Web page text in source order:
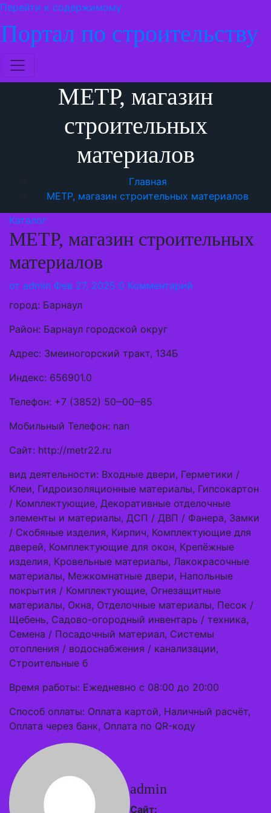
Перейти к содержимому
Портал по строительству
МЕТР, магазин
строительных
материалов
Главная
МЕТР, магазин строительных материалов
Каталог
МЕТР, магазин строительных
материалов
от admin Фев 27, 2025 0 Комментарий
город: Барнаул
Район: Барнаул городской округ
Адрес: Змеиногорский тракт, 134Б
Индекс: 656901.0
Телефон: +7 (3852) 50‒00‒85
Мобильный Телефон: nan
Сайт: http://metr22.ru
вид деятельности: Входные двери, Герметики /
Клеи, Гидроизоляционные материалы, Гипсокартон
/ Комплектующие, Декоративные отделочные
элементы и материалы, ДСП / ДВП / Фанера, Замки
/ Скобяные изделия, Кирпич, Комплектующие для
дверей, Комплектующие для окон, Крепёжные
изделия, Кровельные материалы, Лакокрасочные
материалы, Межкомнатные двери, Напольные
покрытия / Комплектующие, Огнезащитные
материалы, Окна, Отделочные материалы, Песок /
Щебень, Садово-огородный инвентарь / техника,
Семена / Посадочный материал, Системы
отопления / водоснабжения / канализации,
Строительные б
Время работы: Ежедневно с 08:00 до 20:00
Способ оплаты: Оплата картой, Наличный расчёт,
Оплата через банк, Оплата по QR-коду
admin
Сайт: